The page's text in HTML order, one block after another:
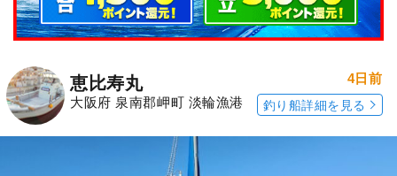
恵比寿丸
大阪府 泉南郡岬町 淡輪漁港
4日前
釣り船詳細を見る